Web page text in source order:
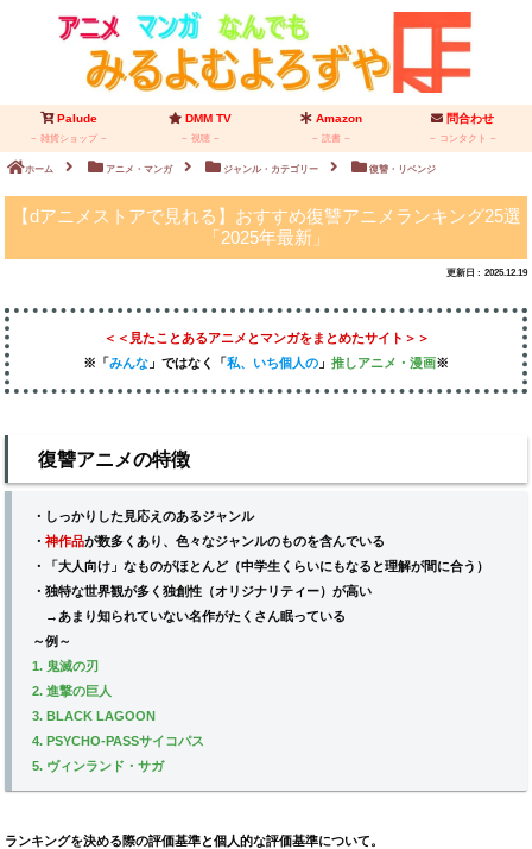
Palude
雑貨ショップ
DMM TV
視聴
Amazon
読書
問合わせ
コンタクト
ホーム アニメ・マンガ ジャンル・カテゴリー 復讐・リベンジ
【dアニメストアで見れる】おすすめ復讐アニメランキング25選
「2025年最新」
2025.12.19
＜＜見たことあるアニメとマンガをまとめたサイト＞＞
※「みんな 」 ではなく 「私、いち個人の 」 推しアニメ ・漫画※
復讐アニメの特徴
・しっかりした見応えのあるジャンル
・ 神作品が数多くあり、色々なジャンルのものを含んでいる
・「大人向け」なものがほとんど（中学生くらいにもなると理解が間に合う）
・独特な世界観が多く独創性（オリジナリティー）が高い
→あまり知られていない名作がたくさん眠っている
～例～
1. 鬼滅の刃
2. 進撃の巨人
3. BLACK LAGOON
4. PSYCHO-PASSサイコパス
5. ヴィンランド・サガ
ランキングを決める際の評価基準と個人的な評価基準について。